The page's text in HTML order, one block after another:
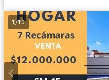
1 /10